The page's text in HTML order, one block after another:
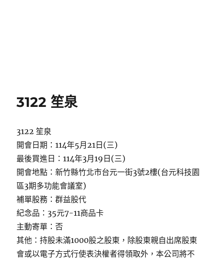
3122 笙泉
3122 笙泉
開會日期：114年5月21日(三)
最後買進日：114年3月19日(三)
開會地點：新竹縣竹北市台元一街3號2樓(台元科技園
區3期多功能會議室)
補單股務：群益股代
紀念品：35元7-11商品卡
主動寄單：否
其他：持股未滿1000股之股東，除股東親自出席股東
會或以電子方式行使表決權者得領取外，本公司將不